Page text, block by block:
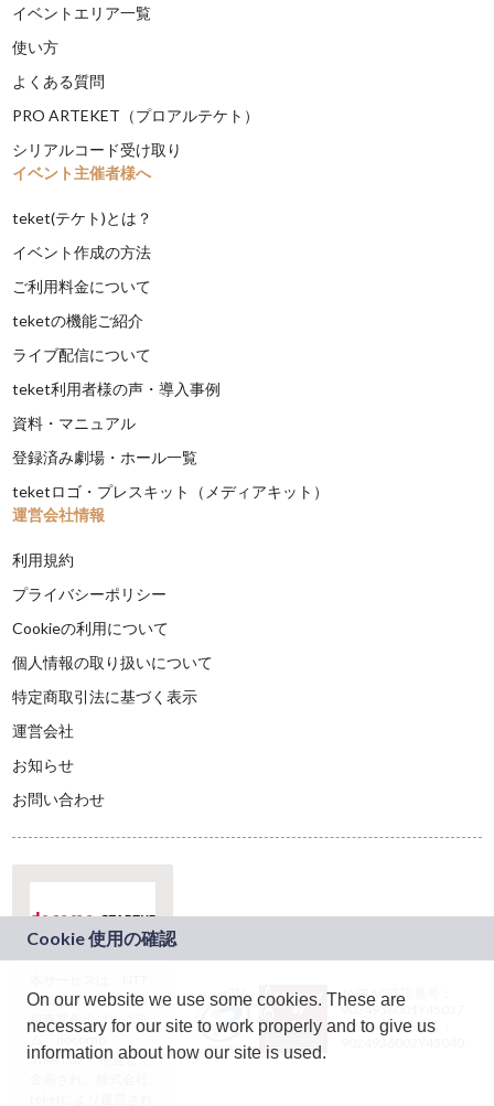
イベントエリア一覧
使い方
よくある質問
PRO ARTEKET（プロアルテケト）
シリアルコード受け取り
イベント主催者様へ
teket(テケト)とは？
イベント作成の方法
ご利用料金について
teketの機能ご紹介
ライブ配信について
teket利用者様の声・導入事例
資料・マニュアル
登録済み劇場・ホール一覧
teketロゴ・プレスキット（メディアキット）
運営会社情報
利用規約
プライバシーポリシー
Cookieの利用について
個人情報の取り扱いについて
特定商取引法に基づく表示
運営会社
お知らせ
お問い合わせ
ドコモグループの新
規事業創出プログラ
ム「docomo
STARTUP」を通じて
JASRAC許諾番号：
9024936001Y45037
JASRAC許諾番号：
On our website we use some cookies. These are
necessary for our site to work properly and to give us
information about how our site is used.